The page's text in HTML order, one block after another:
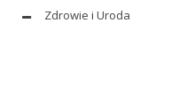
Zdrowie i Uroda